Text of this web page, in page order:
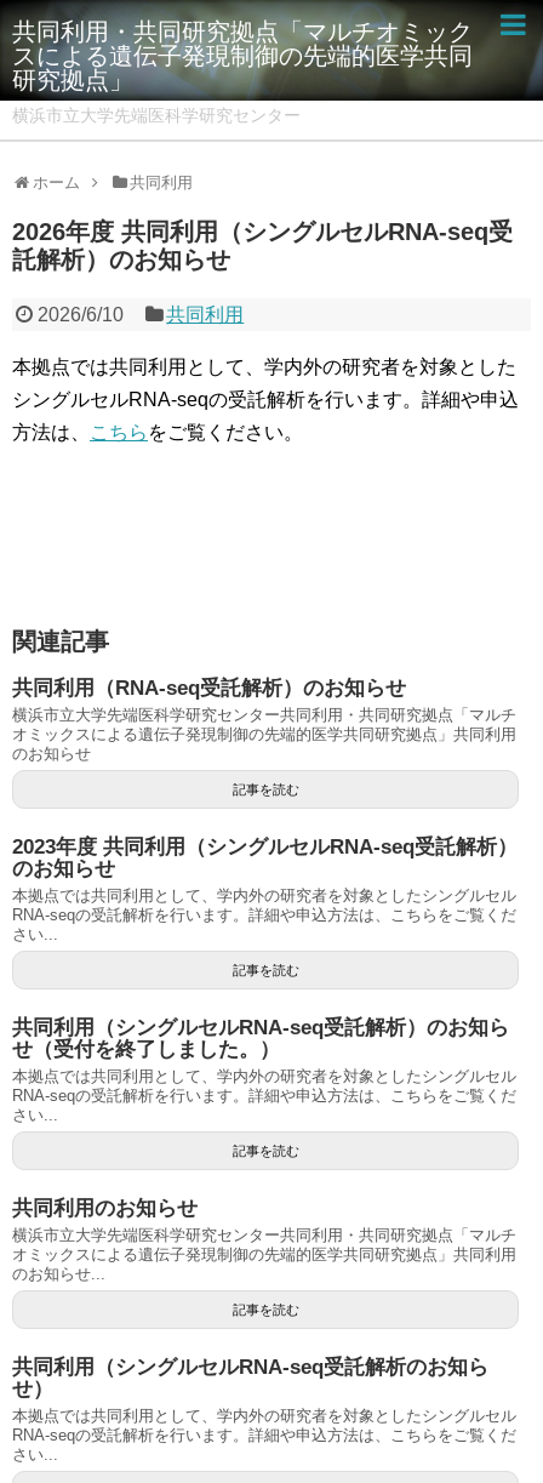
共同利用・共同研究拠点「マルチオミック
スによる遺伝子発現制御の先端的医学共同
研究拠点」
横浜市立大学先端医科学研究センター
ホーム 共同利用
2026年度 共同利用（シングルセルRNA-seq受
託解析）のお知らせ
2026/6/10 共同利用
本拠点では共同利用として、学内外の研究者を対象とした
シングルセルRNA-seqの受託解析を行います。詳細や申込
方法は、
こちら をご覧ください。
関連記事
共同利用（RNA-seq受託解析）のお知らせ
横浜市立大学先端医科学研究センター共同利用・共同研究拠点「マルチ
オミックスによる遺伝子発現制御の先端的医学共同研究拠点」共同利用
のお知らせ
記事を読む
2023年度 共同利用（シングルセルRNA-seq受託解析）
のお知らせ
本拠点では共同利用として、学内外の研究者を対象としたシングルセル
RNA-seqの受託解析を行います。詳細や申込方法は、こちらをご覧くだ
さい...
記事を読む
共同利用（シングルセルRNA-seq受託解析）のお知ら
せ（受付を終了しました。）
本拠点では共同利用として、学内外の研究者を対象としたシングルセル
RNA-seqの受託解析を行います。詳細や申込方法は、こちらをご覧くだ
さい...
記事を読む
共同利用のお知らせ
横浜市立大学先端医科学研究センター共同利用・共同研究拠点「マルチ
オミックスによる遺伝子発現制御の先端的医学共同研究拠点」共同利用
のお知らせ...
記事を読む
共同利用（シングルセルRNA-seq受託解析のお知ら
せ）
本拠点では共同利用として、学内外の研究者を対象としたシングルセル
RNA-seqの受託解析を行います。詳細や申込方法は、こちらをご覧くだ
さい...